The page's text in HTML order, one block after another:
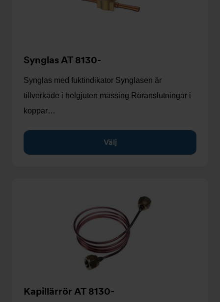
Synglas AT 8130-
Synglas med fuktindikator Synglasen är
tillverkade i helgjuten mässing Röranslutningar i
koppar…
Välj
Kapillärrör AT 8130-